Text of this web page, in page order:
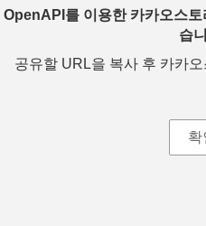
OpenAPI를 이용한 카카오스
습
공유할 URL을 복사 후 카카
확